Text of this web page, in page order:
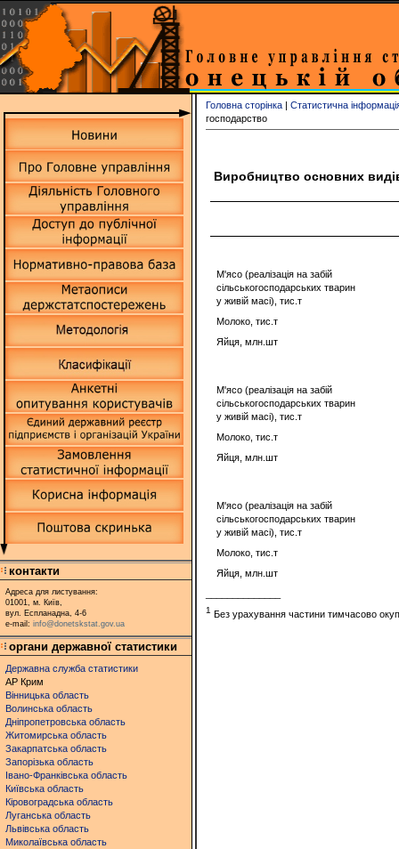
контакти
Адреса для листування:
01001, м. Київ,
вул. Еспланадна, 4-6
e-mail: info@donetskstat.gov.ua
органи державної статистики
Державна служба статистики
АР Крим
Вінницька область
Волинська область
Дніпропетровська область
Житомирська область
Закарпатська область
Запорізька область
Івано-Франківська область
Київська область
Кіровоградська область
Луганська область
Львівська область
Миколаївська область
Головна сторінка | Статистична
господарство
Виробництво основних
М'ясо (реалізація на забій
сільськогосподарських тварин
у живій масі), тис.т
Молоко, тис.т
Яйця, млн.шт
М'ясо (реалізація на забій
сільськогосподарських тварин
у живій масі), тис.т
Молоко, тис.т
Яйця, млн.шт
М'ясо (реалізація на забій
сільськогосподарських тварин
у живій масі), тис.т
Молоко, тис.т
Яйця, млн.шт
1 Без урахування частини тимчасово